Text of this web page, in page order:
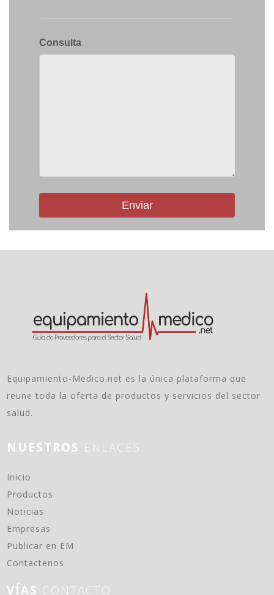
Consulta
Enviar
Equipamiento-Medico.net es la única plataforma que
reune toda la oferta de productos y servicios del sector
salud.
NUESTROS ENLACES
Inicio
Productos
Noticias
Empresas
Publicar en EM
Contactenos
VÍAS CONTACTO